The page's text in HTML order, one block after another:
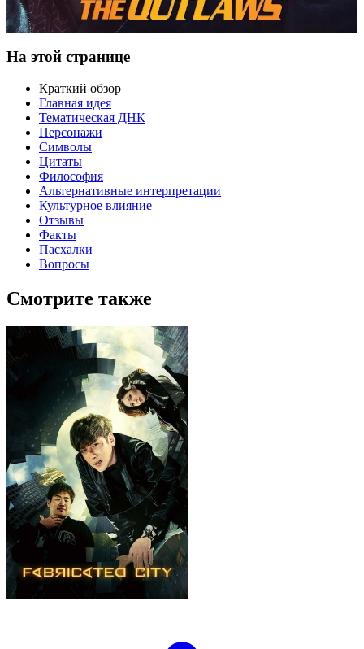
На этой странице
Краткий обзор
Главная идея
Тематическая ДНК
Персонажи
Символы
Цитаты
Философия
Альтернативные интерпретации
Культурное влияние
Отзывы
Факты
Пасхалки
Вопросы
Смотрите также